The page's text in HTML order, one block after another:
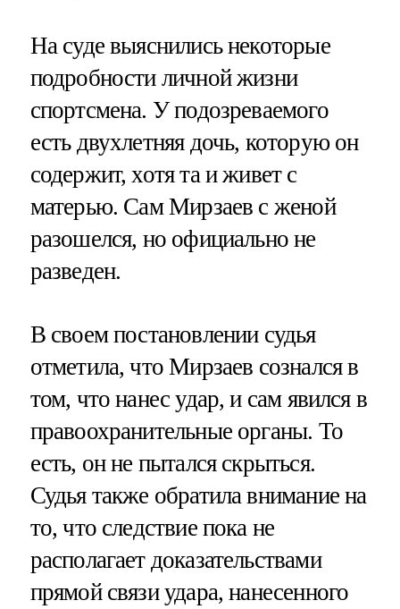
На суде выяснились некоторые
подробности личной жизни
спортсмена. У подозреваемого
есть двухлетняя дочь, которую он
содержит, хотя та и живет с
матерью. Сам Мирзаев с женой
разошелся, но официально не
разведен.
В своем постановлении судья
отметила, что Мирзаев сознался в
том, что нанес удар, и сам явился в
правоохранительные органы. То
есть, он не пытался скрыться.
Судья также обратила внимание на
то, что следствие пока не
располагает доказательствами
прямой связи удара, нанесенного